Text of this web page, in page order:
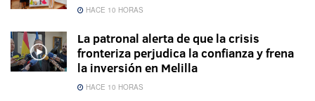
HACE 10 HORAS
La patronal alerta de que la crisis
fronteriza perjudica la confianza y frena
la inversión en Melilla
HACE 10 HORAS